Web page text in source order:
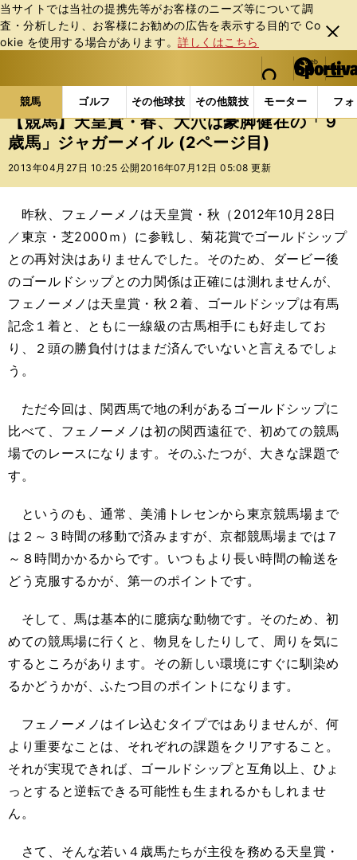
当サイトでは当社の提携先等がお客様のニーズ等について調
査・分析したり、お客様にお勧めの広告を表⽰する⽬的で Co
okie を使⽤する場合があります。詳しくはこちら
閉じ
る
web Sportiva (webスポルティーバ)
検索
マイペ
ー
ジ
メニュ
競馬 ゴルフ その他球技 その他競技 モーター フ
b
ス
ポ
ル
バ
競馬の記事一覧 競馬 【競馬】天皇賞・春、大穴は
【競馬】天皇賞・春、大穴は豪脚健在の「９
歳馬」ジャガーメイル (2ページ目)
2013年04月27日 10:25 公開 2016年07月12日 05:08 更新
昨秋、フェノーメノは天皇賞・秋（2012年10月28日
／東京・芝2000ｍ）に参戦し、菊花賞でゴールドシップ
との再対決はありませんでした。そのため、ダービー後
のゴールドシップとの力関係は正確には測れませんが、
フェノーメノは天皇賞・秋２着、ゴールドシップは有馬
記念１着と、ともに一線級の古馬相手にも好走してお
り、２頭の勝負付けはまだ済んでいないと言えるでしょ
う。
ただ今回は、関西馬で地の利があるゴールドシップに
比べて、フェノーメノは初の関西遠征で、初めての競馬
場でのレースになります。そのふたつが、大きな課題で
す。
というのも、通常、美浦トレセンから東京競馬場まで
は２～３時間の移動で済みますが、京都競馬場までは７
～８時間かかるからです。いつもより長い時間の輸送を
どう克服するかが、第一のポイントです。
そして、馬は基本的に臆病な動物です。そのため、初
めての競馬場に行くと、物見をしたりして、周りを気に
するところがあります。その新しい環境にすぐに馴染め
るかどうかが、ふたつ目のポイントになります。
フェノーメノはイレ込むタイプではありませんが、何
より重要なことは、それぞれの課題をクリアすること。
それが実現できれば、ゴールドシップと互角以上、ひょ
っとすると逆転できる可能性も生まれるかもしれませ
ん。
さて、そんな若い４歳馬たちが主役を務める天皇賞・